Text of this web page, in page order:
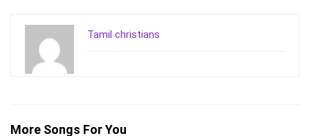
Tamil christians
More Songs For You